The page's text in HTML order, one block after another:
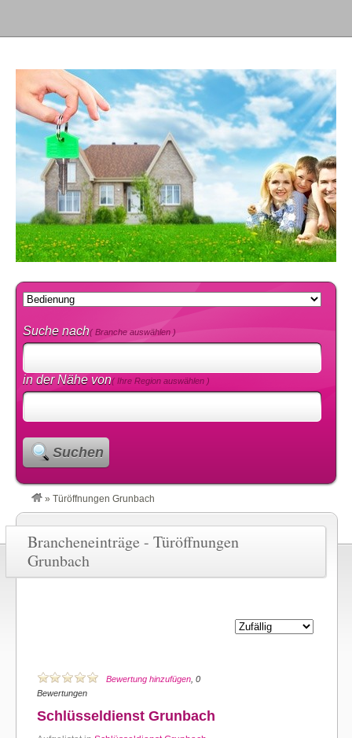
Suche nach( Branche auswählen )
in der Nähe von( Ihre Region auswählen )
Suchen
» Türöffnungen Grunbach
Brancheneinträge - Türöffnungen
Grunbach
Bewertung hinzufügen , 0
Bewertungen
Schlüsseldienst Grunbach